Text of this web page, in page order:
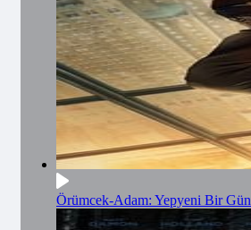
Örümcek-Adam: Yepyeni Bir Gün